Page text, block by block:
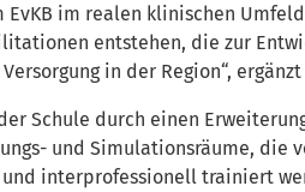
EvKB im realen klinischen
entstehen, die zur
in der Region“, ergänzt
Schule durch einen
und Simulationsräume, die
interprofessionell trainiert